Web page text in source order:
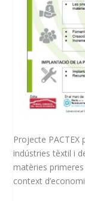
Projecte PACTEX
indústries tèxtil i
matèries
context